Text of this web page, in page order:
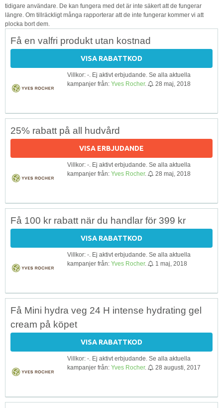
tidigare användare. De kan fungera med det är inte säkert att de fungerar
längre. Om tillräckligt många rapporterar att de inte fungerar kommer vi att
plocka bort dem.
Få en valfri produkt utan kostnad
VISA RABATTKOD
Villkor: -. Ej aktivt erbjudande. Se alla aktuella
kampanjer från: Yves Rocher. 28 maj, 2018
25% rabatt på all hudvård
VISA ERBJUDANDE
Villkor: -. Ej aktivt erbjudande. Se alla aktuella
kampanjer från: Yves Rocher. 28 maj, 2018
Få 100 kr rabatt när du handlar för 399 kr
VISA RABATTKOD
Villkor: -. Ej aktivt erbjudande. Se alla aktuella
kampanjer från: Yves Rocher. 1 maj, 2018
Få Mini hydra veg 24 H intense hydrating gel
cream på köpet
VISA RABATTKOD
Villkor: -. Ej aktivt erbjudande. Se alla aktuella
kampanjer från: Yves Rocher. 28 augusti, 2017